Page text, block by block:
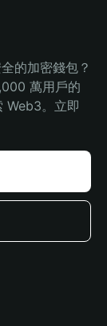
的加密錢包？
萬用戶的
Web3。立即